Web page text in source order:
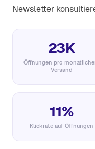
Newsletter
23K
Öffnungen pro
Versand
11%
Klickrate auf Öffnungen